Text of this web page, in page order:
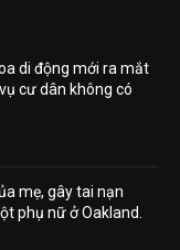
di động mới ra mắt
cư dân không có
mẹ, gây tai nạn
phụ nữ ở Oakland.